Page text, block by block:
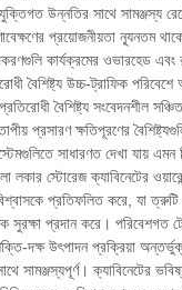
উন্নতির সাথে সামঞ্জস্য
প্রয়োজনীয়তা ন্যূনতম
কার্যক্রমের ওভারহেড এবং
বৈশিষ্ট্য উচ্চ-ট্রাফিক
বৈশিষ্ট্য সংবেদনশীল
প্রসারণ ক্ষতিপূরণের
সাধারণত দেখা যায়
স্টোরেজ ক্যাবিনেটের
প্রতিফলিত করে, যা ত্রুটি
সুরক্ষা প্রদান করে। পরিবেশগত
দক্ষ উৎপাদন প্রক্রিয়া
সামঞ্জস্যপূর্ণ। ক্যাবিনেটের